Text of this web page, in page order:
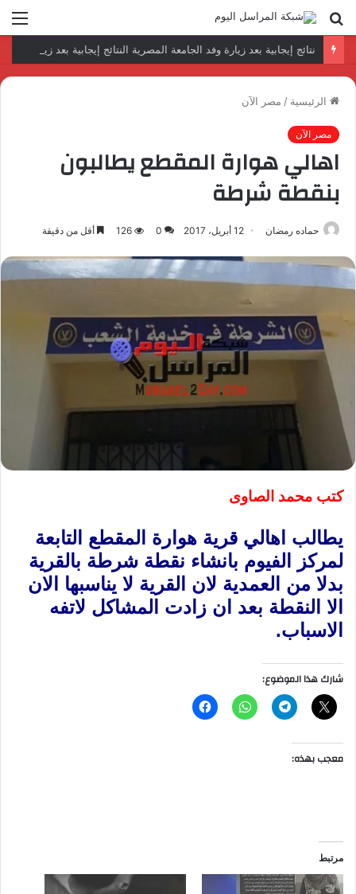
بحث
عن
الرئيسية / مصر الآن
مصر الآن
اهالي هوارة المقطع يطالبون
بنقطة شرطة
حماده رمضان 12 أبريل، 2017 0
126 أقل من دقيقة
كتب محمد الصاوى
يطالب اهالي قرية هوارة المقطع التابعة
لمركز الفيوم بانشاء نقطة شرطة بالقرية
بدلا من العمدية لان القرية لا يناسبها الان
الا النقطة بعد ان زادت المشاكل لاتفه
الاسباب.
شارك هذا الموضوع:
معجب بهذه:
مرتبط